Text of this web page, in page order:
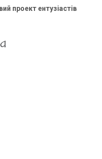
проект ентузіастів